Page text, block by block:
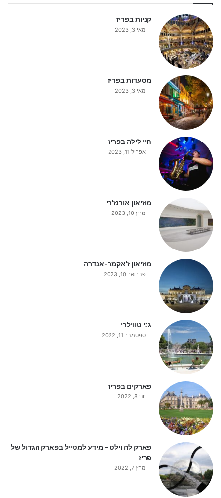
קניות בפריז
מאי 3, 2023
מסעדות בפריז
מאי 3, 2023
חיי לילה בפריז
אפריל 11, 2023
מוזיאון אורנז'רי
מרץ 10, 2023
מוזיאון ז'אקמר-אנדרה
פברואר 10, 2023
גני טווילרי
ספטמבר 11, 2022
פארקים בפריז
יוני 8, 2022
פארק לה וילט – מידע למטייל בפארק הגדול של
פריז
מרץ 7, 2022